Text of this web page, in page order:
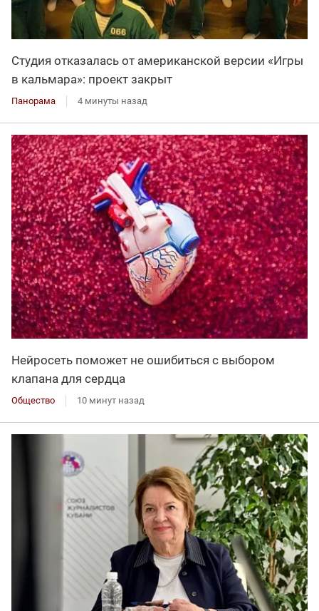
Студия отказалась от американской версии «Игры
в кальмара»: проект закрыт
Панорама 4 минуты назад
Нейросеть поможет не ошибиться с выбором
клапана для сердца
Общество 10 минут назад